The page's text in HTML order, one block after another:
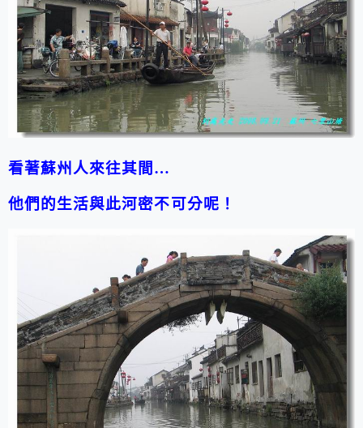
看著蘇州人來往其間…
他們的生活與此河密不可分呢！